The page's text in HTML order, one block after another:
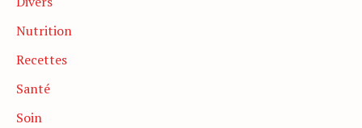
Nutrition
Recettes
Santé
Soin